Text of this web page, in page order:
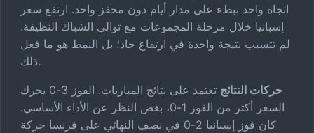
اتجاه واحد ببطء على مدار أيام دون محفز واحد. ارتفع سعر
إسبانيا خلال مرحلة المجموعات مع توالي الشباك النظيفة.
لم تتسبب نتيجة واحدة في ارتفاع حاد؛ بل النمط هو ما فعل
ذلك.
حركات النتائج
تعتمد على نتائج المباريات. الفوز 3-0 يحرك
السعر أكثر من الفوز 1-0، بغض النظر عن الأداء الأساسي.
كان فوز إسبانيا 2-0 في نصف النهائي على فرنسا حركة